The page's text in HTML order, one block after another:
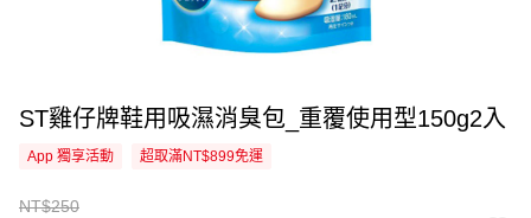
ST雞仔牌鞋用吸濕消臭包_重覆使用型150g2入
App 獨享活動 超取滿NT$899免運
NT$250